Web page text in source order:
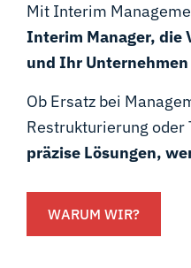
Mit Interim
Interim Manager, die
und Ihr
Ob Ersatz bei
Restrukturierung oder
präzise Lösungen,
WARUM WIR?